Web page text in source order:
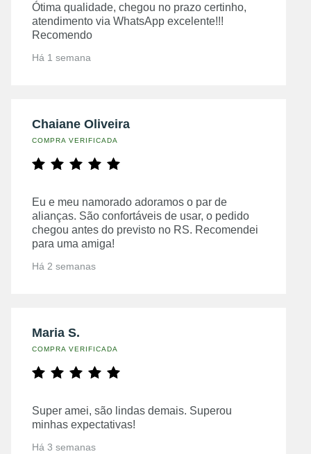
Ótima qualidade, chegou no prazo certinho,
atendimento via WhatsApp excelente!!!
Recomendo
Há 1 semana
Chaiane Oliveira
COMPRA VERIFICADA
Eu e meu namorado adoramos o par de
alianças. São confortáveis de usar, o pedido
chegou antes do previsto no RS. Recomendei
para uma amiga!
Há 2 semanas
Maria S.
COMPRA VERIFICADA
Super amei, são lindas demais. Superou
minhas expectativas!
Há 3 semanas